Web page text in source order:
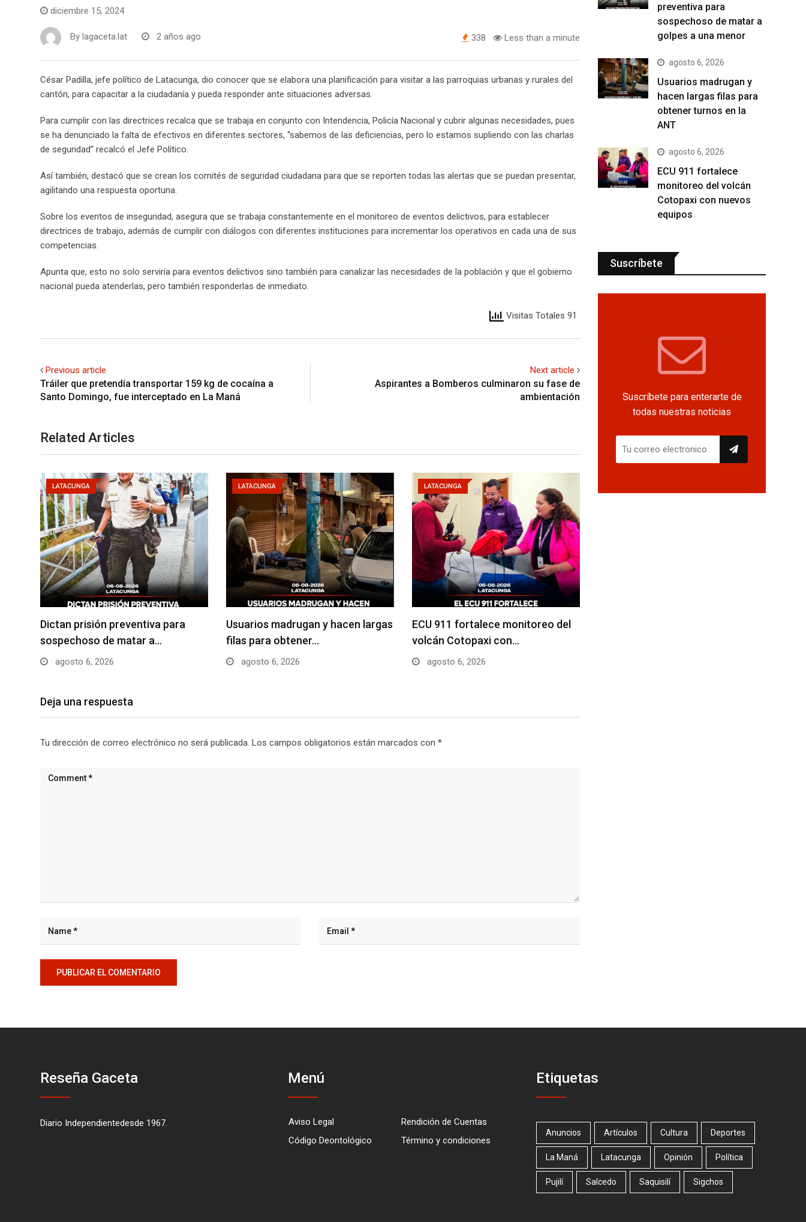
diciembre 15, 2024
By lagaceta.lat 2 años ago 338 Less than a minute
César Padilla, jefe político de Latacunga, dio conocer que se elabora una planificación para visitar a las parroquias urbanas y rurales del
cantón, para capacitar a la ciudadanía y pueda responder ante situaciones adversas.
Para cumplir con las directrices recalca que se trabaja en conjunto con Intendencia, Policía Nacional y cubrir algunas necesidades, pues
se ha denunciado la falta de efectivos en diferentes sectores, “sabemos de las deficiencias, pero lo estamos supliendo con las charlas
de seguridad” recalcó el Jefe Político.
Así también, destacó que se crean los comités de seguridad ciudadana para que se reporten todas las alertas que se puedan presentar,
agilitando una respuesta oportuna.
Sobre los eventos de inseguridad, asegura que se trabaja constantemente en el monitoreo de eventos delictivos, para establecer
directrices de trabajo, además de cumplir con diálogos con diferentes instituciones para incrementar los operativos en cada una de sus
competencias.
Apunta que, esto no solo serviría para eventos delictivos sino también para canalizar las necesidades de la población y que el gobierno
nacional pueda atenderlas, pero también responderlas de inmediato.
Visitas Totales 91
Previous article
Tráiler que pretendía transportar 159 kg de cocaína a
Santo Domingo, fue interceptado en La Maná
Next article
Aspirantes a Bomberos culminaron su fase de
ambientación
Related Articles
LATACUNGA
Dictan prisión preventiva para
sospechoso de matar a…
agosto 6, 2026
LATACUNGA
Usuarios madrugan y hacen largas
filas para obtener…
agosto 6, 2026
LATACUNGA
ECU 911 fortalece monitoreo del
volcán Cotopaxi con…
agosto 6, 2026
Deja una respuesta
Tu dirección de correo electrónico no será publicada. Los campos obligatorios están marcados con *
preventiva para
sospechoso de matar a
golpes a una menor
agosto 6, 2026
Usuarios madrugan y
hacen largas filas para
obtener turnos en la
ANT
agosto 6, 2026
ECU 911 fortalece
monitoreo del volcán
Cotopaxi con nuevos
equipos
Suscríbete
Suscríbete para enterarte de
todas nuestras noticias
Reseña Gaceta
Diario Independientedesde 1967.
Menú
Aviso Legal
Rendición de Cuentas
Código Deontológico
Término y condiciones
Etiquetas
Anuncios Artículos Cultura Deportes
La Maná Latacunga Opinión Política
Pujilí Salcedo Saquisilí Sigchos